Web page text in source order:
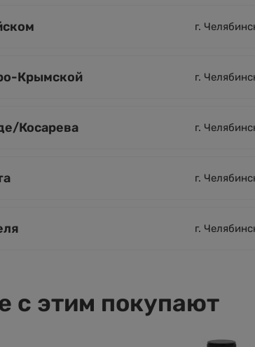
г.
Крымской г.
Косарева г.
г.
г.
с этим покупают